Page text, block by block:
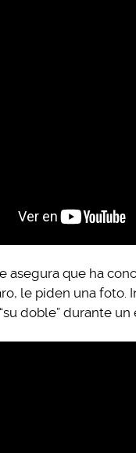
asegura que ha
le piden una foto.
doble” durante